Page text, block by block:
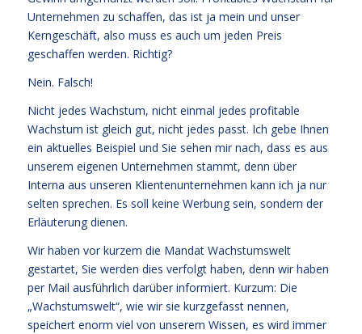
Unternehmen zu schaffen, das ist ja mein und unser
Kerngeschäft, also muss es auch um jeden Preis
geschaffen werden. Richtig?
Nein. Falsch!
Nicht jedes Wachstum, nicht einmal jedes profitable
Wachstum ist gleich gut, nicht jedes passt. Ich gebe Ihnen
ein aktuelles Beispiel und Sie sehen mir nach, dass es aus
unserem eigenen Unternehmen stammt, denn über
Interna aus unseren Klientenunternehmen kann ich ja nur
selten sprechen. Es soll keine Werbung sein, sondern der
Erläuterung dienen.
Wir haben vor kurzem die Mandat Wachstumswelt
gestartet, Sie werden dies verfolgt haben, denn wir haben
per Mail ausführlich darüber informiert. Kurzum: Die
„Wachstumswelt“, wie wir sie kurzgefasst nennen,
speichert enorm viel von unserem Wissen, es wird immer